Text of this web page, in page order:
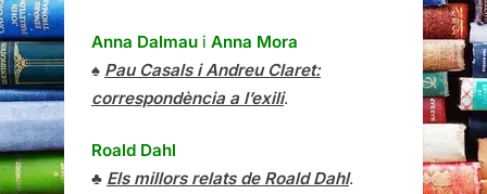
Anna Dalmau i Anna Mora
♠ Pau Casals i Andreu Claret:
correspondència a l’exili.
Roald Dahl
♣ Els millors relats de Roald Dahl.